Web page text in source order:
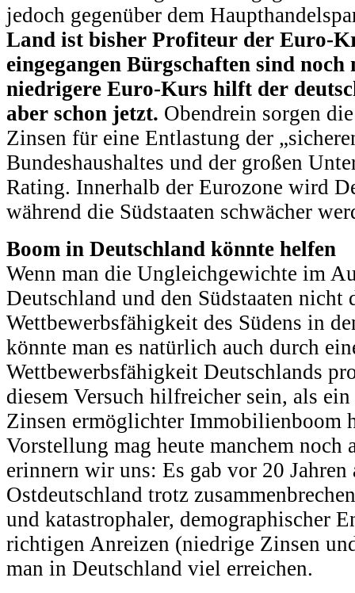
jedoch gegenüber dem
Land ist bisher Profiteur der Euro-
eingegangen Bürgschaften sind
niedrigere Euro-Kurs hilft der
aber schon jetzt. Obendrein sorgen
Zinsen für eine Entlastung der
Bundeshaushaltes und der großen
Rating. Innerhalb der Eurozone wird
während die Südstaaten schwächer
Boom in Deutschland könnte helfen
Wenn man die Ungleichgewichte im
Deutschland und den Südstaaten nicht
Wettbewerbsfähigkeit des Südens in
könnte man es natürlich auch durch
Wettbewerbsfähigkeit Deutschlands
diesem Versuch hilfreicher sein, als
Zinsen ermöglichter Immobilienboom
Vorstellung mag heute manchem noch
erinnern wir uns: Es gab vor 20
Ostdeutschland trotz
und katastrophaler, demographischer
richtigen Anreizen (niedrige Zinsen
man in Deutschland viel erreichen.